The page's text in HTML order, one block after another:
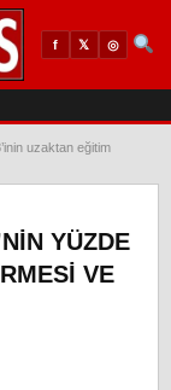
f 𝕏 ◎
uzaktan eğitim
YÜZDE
VE